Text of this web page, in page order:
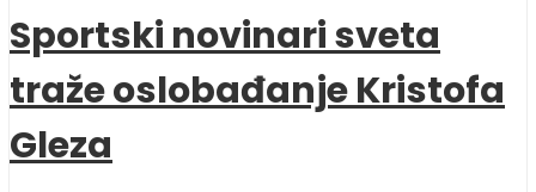
Sportski novinari sveta
traže oslobađanje Kristofa
Gleza